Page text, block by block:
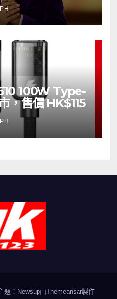
100W Type-
，售價 HK$115
題：Newsup由Themeansar製作